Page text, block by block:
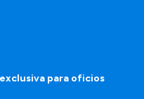
para oficios